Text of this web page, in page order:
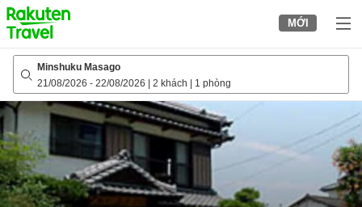
to
top
page
MỚI
Minshuku Masago
21/08/2026 - 22/08/2026 2 khách 1 phòng